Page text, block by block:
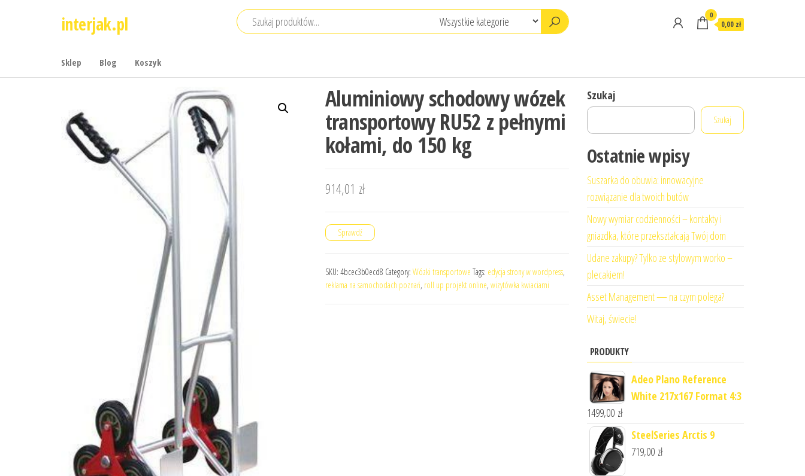
interjak.pl 0
0,00 zł
Sklep Blog Koszyk
Aluminiowy schodowy wózek
transportowy RU52 z pełnymi
kołami, do 150 kg
914,01 zł
Sprawdź
SKU: 4bcec3b0ecd8 Category: Wózki transportowe Tags: edycja strony w wordpress,
reklama na samochodach poznań, roll up projekt online, wizytówka kwiaciarni
Szukaj
Szukaj
Ostatnie wpisy
Suszarka do obuwia: innowacyjne
rozwiązanie dla twoich butów
Nowy wymiar codzienności – kontakty i
gniazdka, które przekształcają Twój dom
Udane zakupy? Tylko ze stylowym worko –
plecakiem!
Asset Management — na czym polega?
Witaj, świecie!
PRODUKTY
Adeo Plano Reference
White 217x167 Format 4:3
1499,00 zł
SteelSeries Arctis 9
719,00 zł